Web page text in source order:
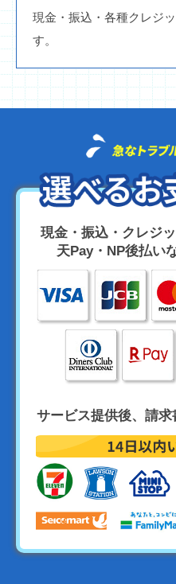
現金・振込・各種クレジ
す。
現金・振込・クレジ
天Pay・NP後払い
サービス提供後、請求